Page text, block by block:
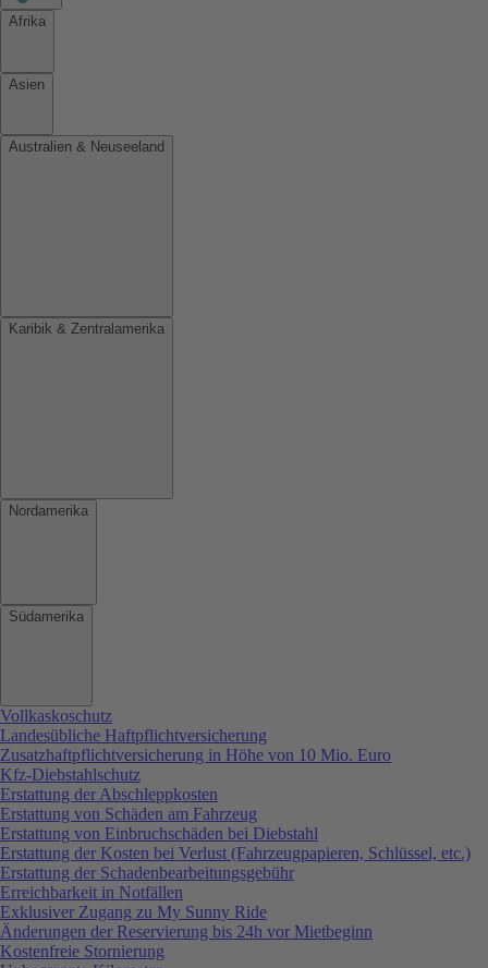
Afrika
Asien
Australien & Neuseeland
Karibik & Zentralamerika
Nordamerika
Südamerika
Vollkaskoschutz
Landesübliche Haftpflichtversicherung
Zusatzhaftpflichtversicherung in Höhe von 10 Mio. Euro
Kfz-Diebstahlschutz
Erstattung der Abschleppkosten
Erstattung von Schäden am Fahrzeug
Erstattung von Einbruchschäden bei Diebstahl
Erstattung der Kosten bei Verlust (Fahrzeugpapieren, Schlüssel, etc.)
Erstattung der Schadenbearbeitungsgebühr
Erreichbarkeit in Notfällen
Exklusiver Zugang zu My Sunny Ride
Änderungen der Reservierung bis 24h vor Mietbeginn
Kostenfreie Stornierung